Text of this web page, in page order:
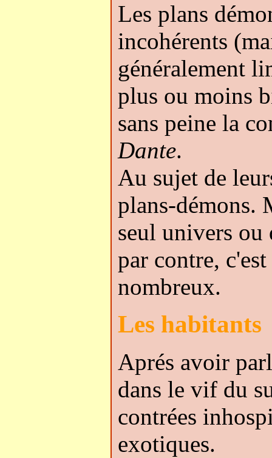
Les plans
incohérents
généralement
plus ou moins
sans peine la
Dante.
Au sujet de
plans-démons.
seul univers ou
par contre,
nombreux.
Les habitants
Aprés avoir
dans le vif du
contrées
exotiques.